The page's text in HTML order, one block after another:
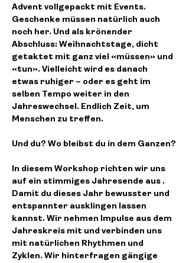
Advent vollgepackt mit Events.
Geschenke müssen natürlich auch
noch her. Und als krönender
Abschluss: Weihnachtstage, dicht
getaktet mit ganz viel «müssen» und
«tun». Vielleicht wird es danach
etwas ruhiger – oder es geht im
selben Tempo weiter in den
Jahreswechsel. Endlich Zeit, um
Menschen zu treffen.
Und du? Wo bleibst du in dem Ganzen?
In diesem Workshop richten wir uns
auf ein stimmiges Jahresende aus .
Damit du dieses Jahr bewusster und
entspannter ausklingen lassen
kannst. Wir nehmen Impulse aus dem
Jahreskreis mit und verbinden uns
mit natürlichen Rhythmen und
Zyklen. Wir hinterfragen gängige